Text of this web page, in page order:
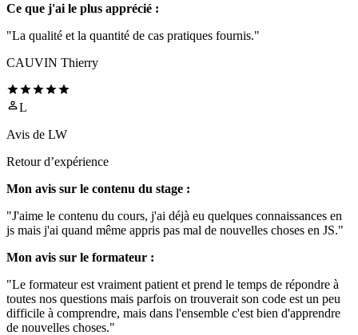
Ce que j'ai le plus apprécié :
"La qualité et la quantité de cas pratiques fournis."
CAUVIN Thierry
L
Avis de LW
Retour d’expérience
Mon avis sur le contenu du stage :
"J'aime le contenu du cours, j'ai déjà eu quelques connaissances en
js mais j'ai quand même appris pas mal de nouvelles choses en JS."
Mon avis sur le formateur :
"Le formateur est vraiment patient et prend le temps de répondre à
toutes nos questions mais parfois on trouverait son code est un peu
difficile à comprendre, mais dans l'ensemble c'est bien d'apprendre
de nouvelles choses."